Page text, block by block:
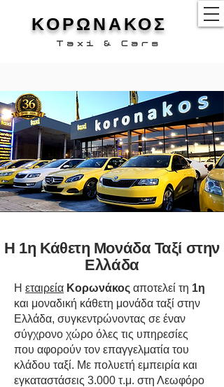
Taxi & Cars
ΚΟΡΩΝΑΚΟΣ
Η 1η Κάθετη Μονάδα Ταξί στην
Ελλάδα
Η εταιρεία Κορωνάκος αποτελεί τη 1η
και μοναδική κάθετη μονάδα ταξί στην
Ελλάδα, συγκεντρώνοντας σε έναν
σύγχρονο χώρο όλες τις υπηρεσίες
που αφορούν τον επαγγελματία του
κλάδου ταξί. Με πολυετή εμπειρία και
εγκαταστάσεις 3.000 τ.μ. στη Λεωφόρο